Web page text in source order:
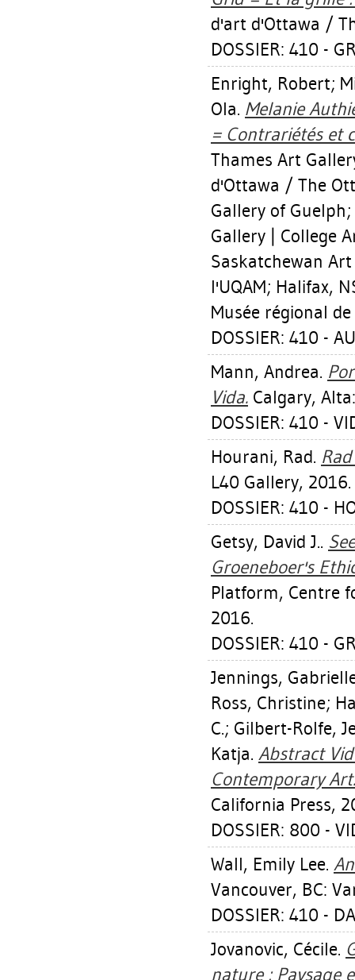
d'art d'Ottawa /
DOSSIER: 410 -
Enright, Robert;
Ola. Melanie
= Contrariétés et
Thames Art
d'Ottawa / The
Gallery of
Gallery | College
Saskatchewan
l'UQAM; Halifax,
Musée régional
DOSSIER: 410 -
Mann, Andrea.
Vida. Calgary,
DOSSIER: 410 -
Hourani, Rad.
L40 Gallery, 2016.
DOSSIER: 410 -
Getsy, David J..
Groeneboer's
Platform, Centre
2016.
DOSSIER: 410 -
Jennings,
Ross, Christine;
C.; Gilbert-Rolfe,
Katja. Abstract
Contemporary Art.
California Press,
DOSSIER: 800 -
Wall, Emily Lee.
Vancouver, BC:
DOSSIER: 410 -
Jovanovic, Cécile.
nature : Paysage